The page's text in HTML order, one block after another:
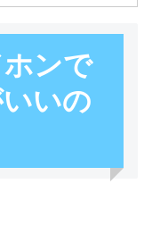
ンで
いの